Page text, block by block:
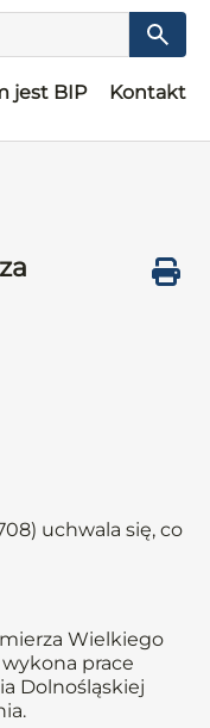
jest BIP Kontakt
uchwala się, co
Wielkiego
prace
Dolnośląskiej